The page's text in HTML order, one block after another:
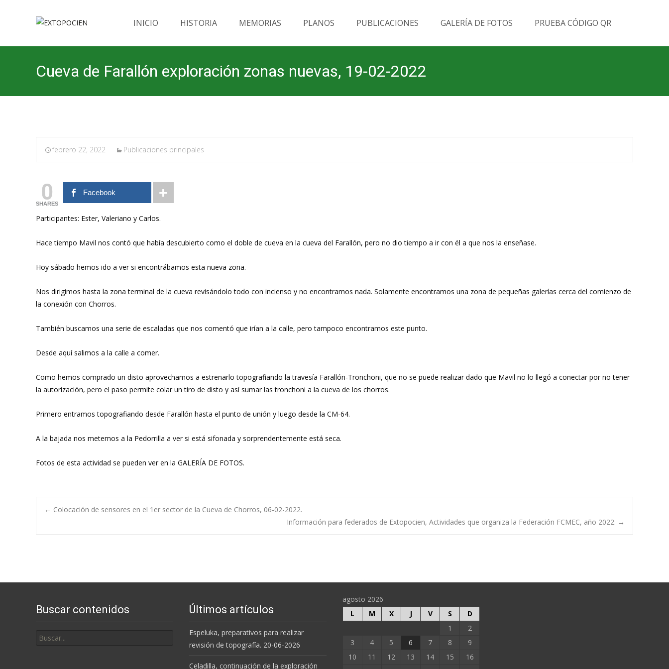
INICIO HISTORIA MEMORIAS PLANOS PUBLICACIONES GALERÍA DE FOTOS PRUEBA CÓDIGO QR
Cueva de Farallón exploración zonas nuevas, 19-02-2022
febrero 22, 2022 Publicaciones principales
0
SHARES
Facebook
Participantes: Ester, Valeriano y Carlos.
Hace tiempo Mavil nos contó que había descubierto como el doble de cueva en la cueva del Farallón, pero no dio tiempo a ir con él a que nos la enseñase.
Hoy sábado hemos ido a ver si encontrábamos esta nueva zona.
Nos dirigimos hasta la zona terminal de la cueva revisándolo todo con incienso y no encontramos nada. Solamente encontramos una zona de pequeñas galerías cerca del comienzo de
la conexión con Chorros.
También buscamos una serie de escaladas que nos comentó que irían a la calle, pero tampoco encontramos este punto.
Desde aquí salimos a la calle a comer.
Como hemos comprado un disto aprovechamos a estrenarlo topografiando la travesía Farallón-Tronchoni, que no se puede realizar dado que Mavil no lo llegó a conectar por no tener
la autorización, pero el paso permite colar un tiro de disto y así sumar las tronchoni a la cueva de los chorros.
Primero entramos topografiando desde Farallón hasta el punto de unión y luego desde la CM-64.
A la bajada nos metemos a la Pedorrilla a ver si está sifonada y sorprendentemente está seca.
Fotos de esta actividad se pueden ver en la GALERÍA DE FOTOS.
Navegación
entradas
← Colocación de sensores en el 1er sector de la Cueva de Chorros, 06-02-2022.
Información para federados de Extopocien, Actividades que organiza la Federación FCMEC, año 2022. →
Buscar contenidos
por:
Últimos artículos
Espeluka, preparativos para realizar
revisión de topografía. 20-06-2026
Celadilla, continuación de la exploración
agosto 2026
L
M X J V S
D
1
2
3
4 5 6 7 8
9
10
11 12 13 14 15
16